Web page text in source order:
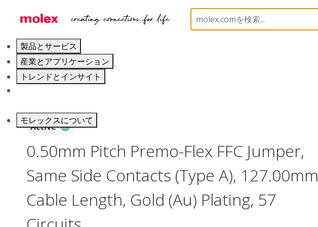
製品とサービス
産業とアプリケーション
トレンドとインサイト
モレックスについて
Flat-Flexible Cable (FFC) 15020 150201303
Active
0.50mm Pitch Premo-Flex FFC Jumper,
Same Side Contacts (Type A), 127.00mm
Cable Length, Gold (Au) Plating, 57